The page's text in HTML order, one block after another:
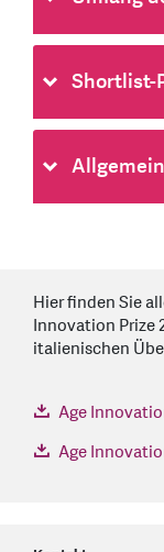
Shortlist-
Hier finden Sie
Innovation Prize
italienischen
Age
Age